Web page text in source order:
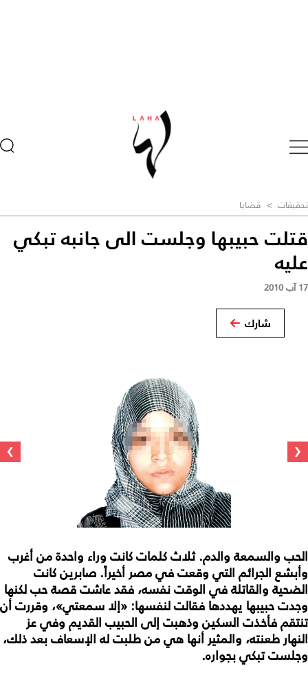
تحقيقات > قضايا
قتلت حبيبها وجلست الى جانبه تبكي
عليه
17 آب 2010
شارك
‹
›
الحب والسمعة والدم. ثلاث كلمات كانت وراء واحدة من أغرب
وأبشع الجرائم التي وقعت في مصر أخيراً. صابرين كانت
الضحية والقاتلة في الوقت نفسه، فقد عاشت قصة حب لكنها
وجدت حبيبها يهددها فقالت لنفسها: «إلا سمعتي»، وقررت أن
تنتقم فأخذت السكين وذهبت إلى الحبيب القديم وفي عز
النهار طعنته، والمثير أنها هي من طلبت له الإسعاف بعد ذلك،
وجلست تبكي بجواره.